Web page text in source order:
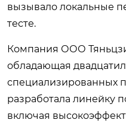
вызывало локальные
тесте.
Компания ООО
обладающая
специализированных
разработала линейку
включая